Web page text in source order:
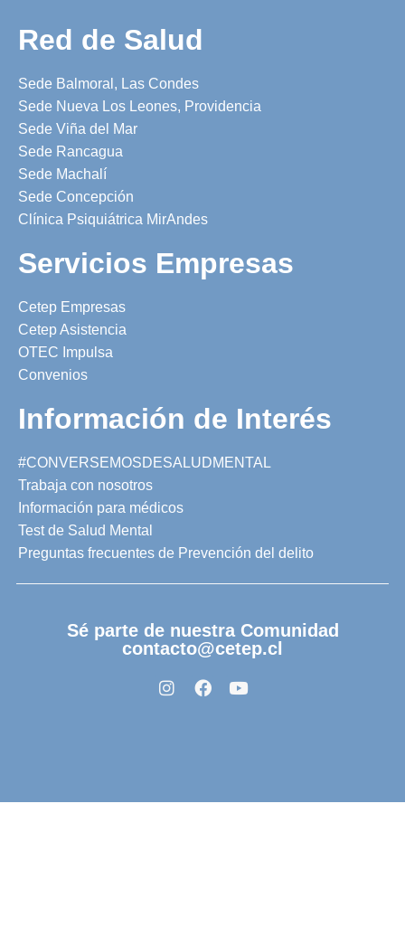
Red de Salud
Sede Balmoral, Las Condes
Sede Nueva Los Leones, Providencia
Sede Viña del Mar
Sede Rancagua
Sede Machalí
Sede Concepción
Clínica Psiquiátrica MirAndes
Servicios Empresas
Cetep Empresas
Cetep Asistencia
OTEC Impulsa
Convenios
Información de Interés
#CONVERSEMOSDESALUDMENTAL
Trabaja con nosotros
Información para médicos
Test de Salud Mental
Preguntas frecuentes de Prevención del delito
Sé parte de nuestra Comunidad
contacto@cetep.cl